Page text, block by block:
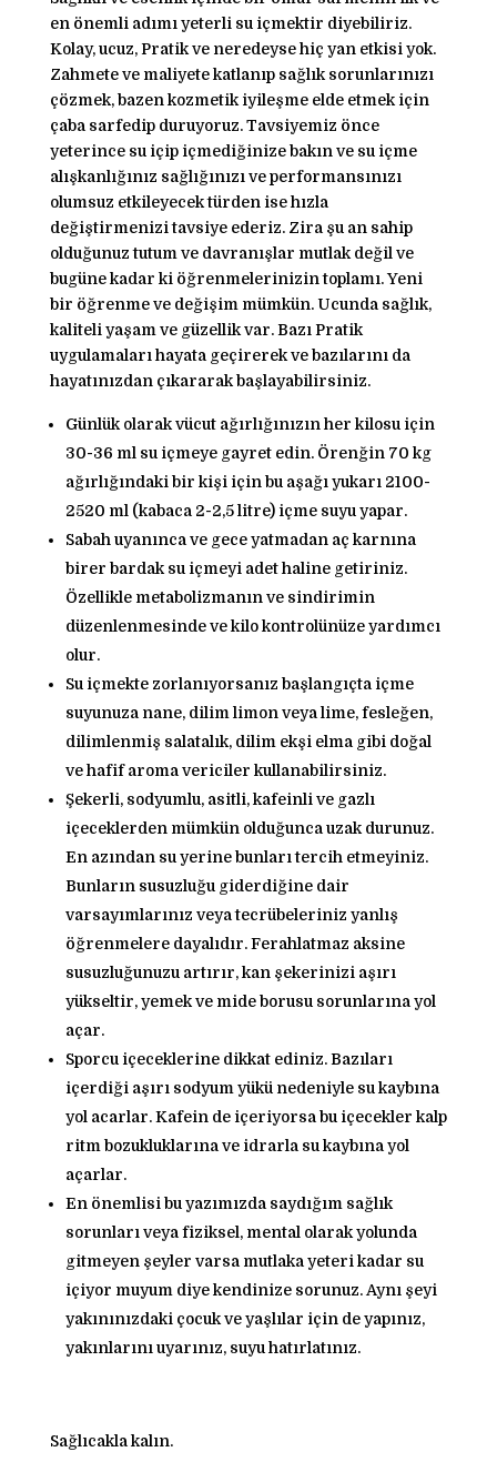
en önemli adımı yeterli su içmektir diyebiliriz.
Kolay, ucuz, Pratik ve neredeyse hiç yan etkisi yok.
Zahmete ve maliyete katlanıp sağlık sorunlarınızı
çözmek, bazen kozmetik iyileşme elde etmek için
çaba sarfedip duruyoruz. Tavsiyemiz önce
yeterince su içip içmediğinize bakın ve su içme
alışkanlığınız sağlığınızı ve performansınızı
olumsuz etkileyecek türden ise hızla
değiştirmenizi tavsiye ederiz. Zira şu an sahip
olduğunuz tutum ve davranışlar mutlak değil ve
bugüne kadar ki öğrenmelerinizin toplamı. Yeni
bir öğrenme ve değişim mümkün. Ucunda sağlık,
kaliteli yaşam ve güzellik var. Bazı Pratik
uygulamaları hayata geçirerek ve bazılarını da
hayatınızdan çıkararak başlayabilirsiniz.
Günlük olarak vücut ağırlığınızın her kilosu için
30-36 ml su içmeye gayret edin. Örenğin 70 kg
ağırlığındaki bir kişi için bu aşağı yukarı 2100-
2520 ml (kabaca 2-2,5 litre) içme suyu yapar.
Sabah uyanınca ve gece yatmadan aç karnına
birer bardak su içmeyi adet haline getiriniz.
Özellikle metabolizmanın ve sindirimin
düzenlenmesinde ve kilo kontrolünüze yardımcı
olur.
Su içmekte zorlanıyorsanız başlangıçta içme
suyunuza nane, dilim limon veya lime, fesleğen,
dilimlenmiş salatalık, dilim ekşi elma gibi doğal
ve hafif aroma vericiler kullanabilirsiniz.
Şekerli, sodyumlu, asitli, kafeinli ve gazlı
içeceklerden mümkün olduğunca uzak durunuz.
En azından su yerine bunları tercih etmeyiniz.
Bunların susuzluğu giderdiğine dair
varsayımlarınız veya tecrübeleriniz yanlış
öğrenmelere dayalıdır. Ferahlatmaz aksine
susuzluğunuzu artırır, kan şekerinizi aşırı
yükseltir, yemek ve mide borusu sorunlarına yol
açar.
Sporcu içeceklerine dikkat ediniz. Bazıları
içerdiği aşırı sodyum yükü nedeniyle su kaybına
yol acarlar. Kafein de içeriyorsa bu içecekler kalp
ritm bozukluklarına ve idrarla su kaybına yol
açarlar.
En önemlisi bu yazımızda saydığım sağlık
sorunları veya fiziksel, mental olarak yolunda
gitmeyen şeyler varsa mutlaka yeteri kadar su
içiyor muyum diye kendinize sorunuz. Aynı şeyi
yakınınızdaki çocuk ve yaşlılar için de yapınız,
yakınlarını uyarınız, suyu hatırlatınız.
Sağlıcakla kalın.